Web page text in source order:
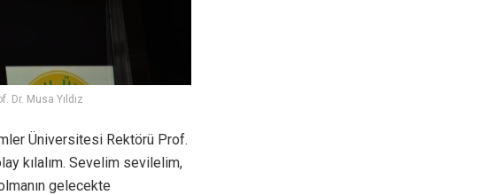
Dr. Musa Yıldız
Üniversitesi Rektörü Prof.
kılalım. Sevelim sevilelim,
gelecekte